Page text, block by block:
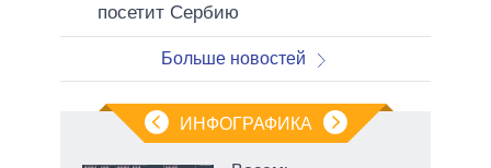
посетит Сербию
Больше новостей
ИНФОГРАФИКА